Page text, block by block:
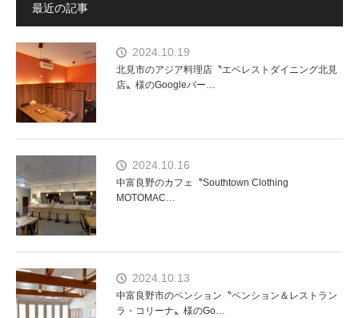
最近の記事
2024.10.19
北見市のアジア料理店〝エベレストダイニング北見
店〟様のGoogleバー…
2024.10.16
中富良野のカフェ〝Southtown Clothing
MOTOMAC…
2024.10.13
中富良野市のペンション〝ペンション＆レストラン
ラ・コリーナ〟様のGo…